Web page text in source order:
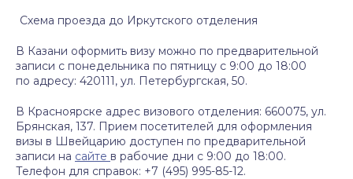
Схема проезда до Иркутского отделения
В Казани оформить визу можно по предварительной
записи с понедельника по пятницу с 9:00 до 18:00
по адресу: 420111, ул. Петербургская, 50.
В Красноярске адрес визового отделения: 660075, ул.
Брянская, 137. Прием посетителей для оформления
визы в Швейцарию доступен по предварительной
записи на сайте в рабочие дни с 9:00 до 18:00.
Телефон для справок: +7 (495) 995-85-12.